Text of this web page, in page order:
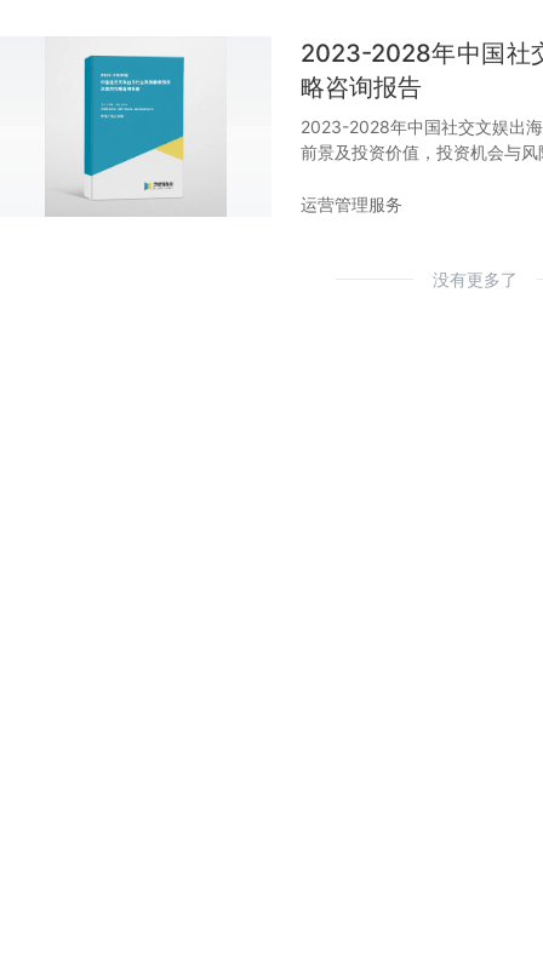
2023-2028年中国社
略咨询报告
2023-2028年中国社交文娱出
前景及投资价值，投资机会与
运营管理服务
没有更多了